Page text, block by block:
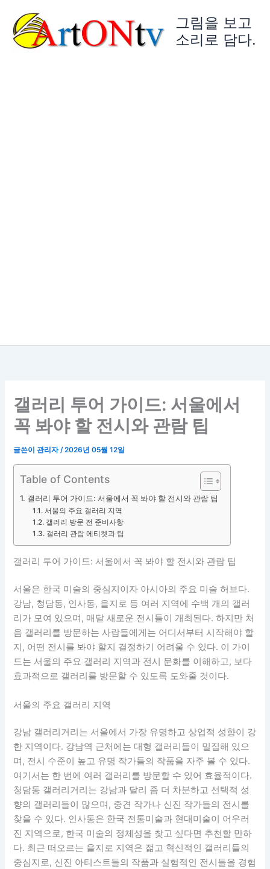
그림을 보고
소리로 담다.
갤러리 투어 가이드: 서울에서
꼭 봐야 할 전시와 관람 팁
글쓴이관리자/2026년 05월 12일
Table of Contents
갤러리 투어 가이드: 서울에서 꼭 봐야 할 전시와 관람 팁
서울의 주요 갤러리 지역
갤러리 방문 전 준비사항
갤러리 관람 에티켓과 팁
갤러리 투어 가이드: 서울에서 꼭 봐야 할 전시와 관람 팁
서울은 한국 미술의 중심지이자 아시아의 주요 미술 허브다.
강남, 청담동, 인사동, 을지로 등 여러 지역에 수백 개의 갤러
리가 모여 있으며, 매달 새로운 전시들이 개최된다. 하지만 처
음 갤러리를 방문하는 사람들에게는 어디서부터 시작해야 할
지, 어떤 전시를 봐야 할지 결정하기 어려울 수 있다. 이 가이
드는 서울의 주요 갤러리 지역과 전시 문화를 이해하고, 보다
효과적으로 갤러리를 방문할 수 있도록 도와줄 것이다.
서울의 주요 갤러리 지역
강남 갤러리거리는 서울에서 가장 유명하고 상업적 성향이 강
한 지역이다. 강남역 근처에는 대형 갤러리들이 밀집해 있으
며, 전시 수준이 높고 유명 작가들의 작품을 자주 볼 수 있다.
여기서는 한 번에 여러 갤러리를 방문할 수 있어 효율적이다.
청담동 갤러리거리는 강남과 달리 좀 더 차분하고 선택적 성
향의 갤러리들이 많으며, 중견 작가나 신진 작가들의 전시를
찾을 수 있다. 인사동은 한국 전통미술과 현대미술이 어우러
진 지역으로, 한국 미술의 정체성을 찾고 싶다면 추천할 만하
다. 최근 떠오르는 을지로 지역은 젊고 혁신적인 갤러리들의
중심지로, 신진 아티스트들의 작품과 실험적인 전시들을 경험